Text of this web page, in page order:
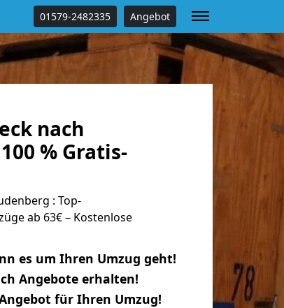
01579-2482335 Angebot
nach
% Gratis-
: Top-
ab 63€ – Kostenlose
es um Ihren Umzug geht!
Angebote erhalten!
für Ihren Umzug!